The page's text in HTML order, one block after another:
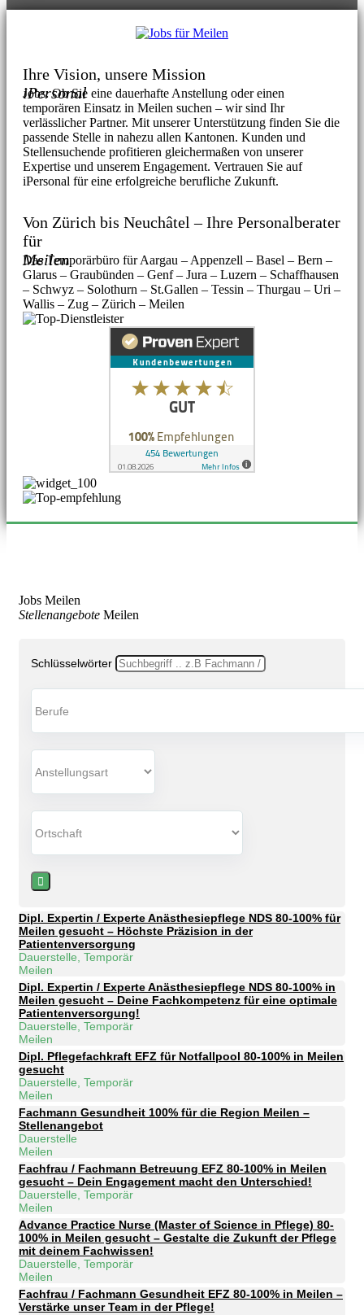
Ihre Vision, unsere Mission
iPersonal
Jobs: Ob Sie eine dauerhafte Anstellung oder einen
temporären Einsatz in Meilen suchen – wir sind Ihr
verlässlicher Partner. Mit unserer Unterstützung finden Sie die
passende Stelle in nahezu allen Kantonen. Kunden und
Stellensuchende profitieren gleichermaßen von unserer
Expertise und unserem Engagement. Vertrauen Sie auf
iPersonal für eine erfolgreiche berufliche Zukunft.
Von Zürich bis Neuchâtel – Ihre Personalberater
für
Meilen
Das Temporärbüro für Aargau – Appenzell – Basel – Bern –
Glarus – Graubünden – Genf – Jura – Luzern – Schaffhausen
– Schwyz – Solothurn – St.Gallen – Tessin – Thurgau – Uri –
Wallis – Zug – Zürich – Meilen
Jobs Meilen
Stellenangebote Meilen
Schlüsselwörter
Dipl. Expertin / Experte Anästhesiepflege NDS 80-100% für
Meilen gesucht – Höchste Präzision in der
Patientenversorgung
Dauerstelle, Temporär
Meilen
Dipl. Expertin / Experte Anästhesiepflege NDS 80-100% in
Meilen gesucht – Deine Fachkompetenz für eine optimale
Patientenversorgung!
Dauerstelle, Temporär
Meilen
Dipl. Pflegefachkraft EFZ für Notfallpool 80-100% in Meilen
gesucht
Dauerstelle, Temporär
Meilen
Fachmann Gesundheit 100% für die Region Meilen –
Stellenangebot
Dauerstelle
Meilen
Fachfrau / Fachmann Betreuung EFZ 80-100% in Meilen
gesucht – Dein Engagement macht den Unterschied!
Dauerstelle, Temporär
Meilen
Advance Practice Nurse (Master of Science in Pflege) 80-
100% in Meilen gesucht – Gestalte die Zukunft der Pflege
mit deinem Fachwissen!
Dauerstelle, Temporär
Meilen
Fachfrau / Fachmann Gesundheit EFZ 80-100% in Meilen –
Verstärke unser Team in der Pflege!